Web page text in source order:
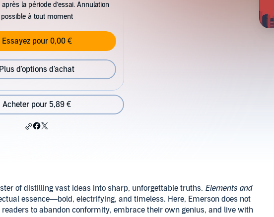
la période d’essai. Annulation
possible à tout moment
Essayez pour 0,00 €
Plus d'options d'achat
Acheter pour 5,89 €
of distilling vast ideas into sharp, unforgettable truths. Elements and
essence—bold, electrifying, and timeless. Here, Emerson does not
to abandon conformity, embrace their own genius, and live with